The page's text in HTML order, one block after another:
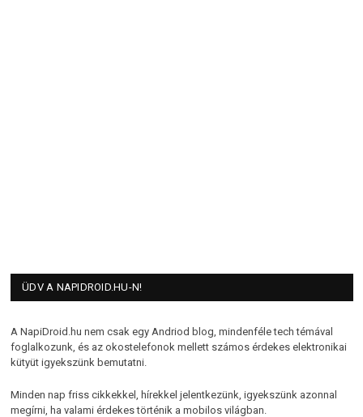
ÜDV A NAPIDROID.HU-N!
A NapiDroid.hu nem csak egy Andriod blog, mindenféle tech témával
foglalkozunk, és az okostelefonok mellett számos érdekes elektronikai
kütyüt igyekszünk bemutatni.
Minden nap friss cikkekkel, hírekkel jelentkezünk, igyekszünk azonnal
megírni, ha valami érdekes történik a mobilos világban.